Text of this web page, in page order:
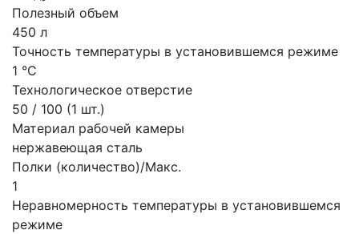
Полезный объем
450 л
Точность температуры в установившемся режиме
1 °C
Технологическое отверстие
50 / 100 (1 шт.)
Материал рабочей камеры
нержавеющая сталь
Полки (количество)/Макс.
1
Неравномерность температуры в установившемся
режиме